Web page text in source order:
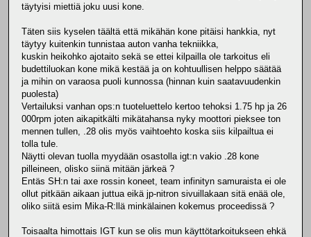
täytyisi miettiä joku uusi kone.
Täten siis kyselen täältä että mikähän kone pitäisi hankkia, nyt
täytyy kuitenkin tunnistaa auton vanha tekniikka,
kuskin heikohko ajotaito sekä se ettei kilpailla ole tarkoitus eli
budettiluokan kone mikä kestää ja on kohtuullisen helppo säätää
ja mihin on varaosa puoli kunnossa (hinnan kuin saatavuudenkin
puolesta)
Vertailuksi vanhan ops:n tuoteluettelo kertoo tehoksi 1.75 hp ja 26
000rpm joten aikapitkälti mikätahansa nyky moottori pieksee ton
mennen tullen, .28 olis myös vaihtoehto koska siis kilpailtua ei
tolla tule.
Näytti olevan tuolla myydään osastolla igt:n vakio .28 kone
pilleineen, olisko siinä mitään järkeä ?
Entäs SH:n tai axe rossin koneet, team infinityn samuraista ei ole
ollut pitkään aikaan juttua eikä jp-nitron sivuillakaan sitä enää ole,
oliko siitä esim Mika-R:llä minkälainen kokemus proceedissä ?
Toisaalta himottais IGT kun se olis mun käyttötarkoitukseen ehkä